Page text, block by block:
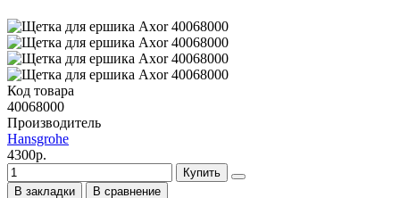
Код товара
40068000
Производитель
Hansgrohe
4300р.
Купить
В закладки
В сравнение